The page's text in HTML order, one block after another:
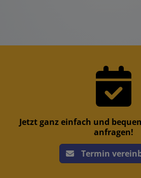
Jetzt ganz einfach und
anfragen!
Termin